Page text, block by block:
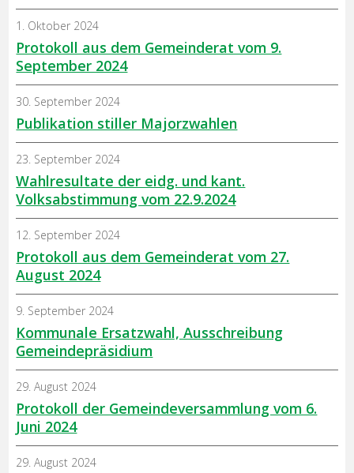
Protokoll aus dem Gemeinderat vom 9.
September 2024
1. Oktober 2024
Publikation stiller Majorzwahlen
30. September 2024
Wahlresultate der eidg. und kant.
Volksabstimmung vom 22.9.2024
23. September 2024
Protokoll aus dem Gemeinderat vom 27.
August 2024
12. September 2024
Kommunale Ersatzwahl, Ausschreibung
Gemeindepräsidium
9. September 2024
Protokoll der Gemeindeversammlung vom 6.
Juni 2024
29. August 2024
29. August 2024